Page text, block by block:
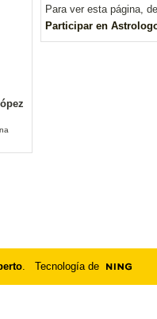
Para ver esta página,
Participar en
. Tecnología de